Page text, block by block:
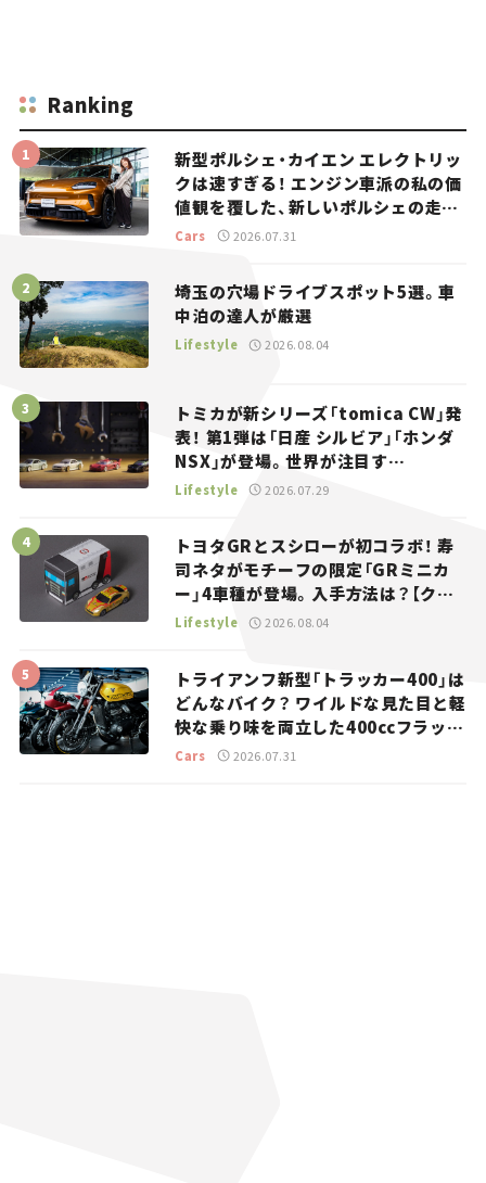
Ranking
新型ポルシェ・カイエン エレクトリッ
クは速すぎる！ エンジン車派の私の価
値観を覆した、新しいポルシェの走
り。
Cars 2026.07.31
埼玉の穴場ドライブスポット5選。車
中泊の達人が厳選
Lifestyle 2026.08.04
トミカが新シリーズ「tomica CW」発
表！ 第1弾は「日産 シルビア」「ホンダ
NSX」が登場。世界が注目す
る“JDM”に焦点【クルマとホビー】
Lifestyle 2026.07.29
トヨタGRとスシローが初コラボ！ 寿
司ネタがモチーフの限定「GRミニカ
ー」4車種が登場。入手方法は？【クル
マとホビー】
Lifestyle 2026.08.04
トライアンフ新型「トラッカー400」は
どんなバイク？ ワイルドな見た目と軽
快な乗り味を両立した400ccフラット
トラッカー【試乗レビュー】
Cars 2026.07.31